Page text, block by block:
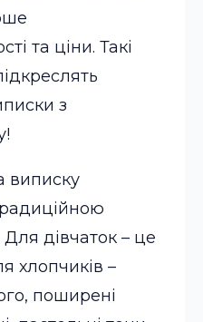
та ціни. Такі
з
виписку
дівчаток – це
хлопчиків –
поширені